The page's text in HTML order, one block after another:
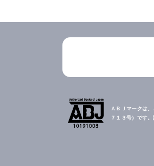
ＡＢＪマークは
７１３号）です